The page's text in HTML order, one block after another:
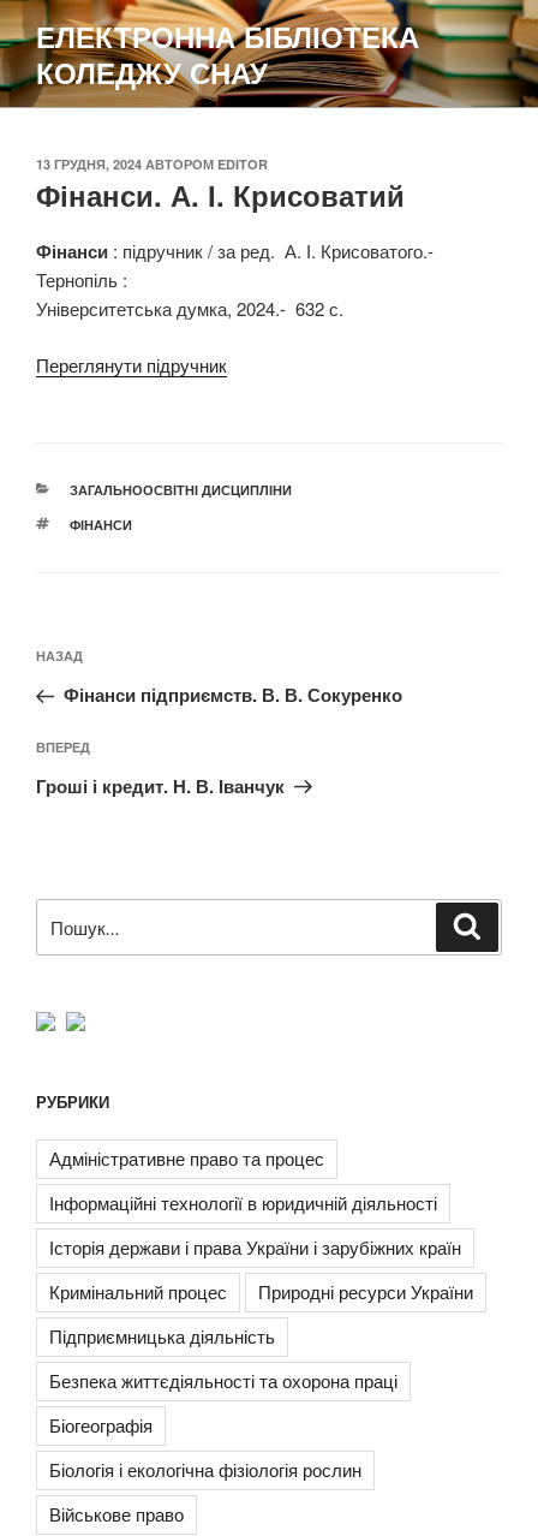
Перейти
до
вмісту
ЕЛЕКТРОННА БІБЛІОТЕКА
КОЛЕДЖУ СНАУ
ОПУБЛІКОВАНО
13 ГРУДНЯ, 2024 АВТОРОМ EDITOR
Фінанси. А. І. Крисоватий
Фінанси : підручник / за ред. А. І. Крисоватого.-
Тернопіль :
Університетська думка, 2024.- 632 с.
Переглянути підручник
КАТЕГОРІЇ
ЗАГАЛЬНООСВІТНІ ДИСЦИПЛІНИ
ПОЗНАЧКИ
ФІНАНСИ
записів
Попередній
запис:
НАЗАД
Фінанси підприємств. В. В. Сокуренко
Наступний
запис
ВПЕРЕД
Гроші і кредит. Н. В. Іванчук
за
РУБРИКИ
Адміністративне право та процес
Інформаційні технології в юридичній діяльності
Історія держави і права України і зарубіжних країн
Кримінальний процес
Природні ресурси України
Підприємницька діяльність
Безпека життєдіяльності та охорона праці
Біогеографія
Біологія і екологічна фізіологія рослин
Військове право